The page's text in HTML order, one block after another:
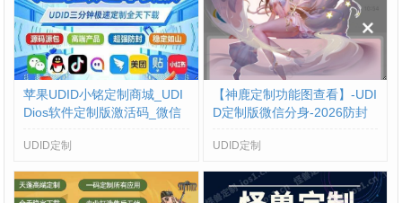
苹果UDID小铭定制商城_UDI
Dios软件定制版激活码_微信
UDID定制
【神鹿定制功能图查看】-UDI
D定制版微信分身-2026防封
UDID定制